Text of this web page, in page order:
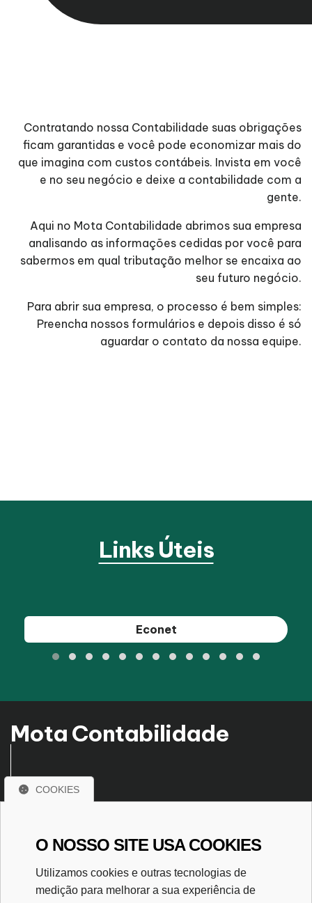
Contratando nossa Contabilidade suas obrigações
ficam garantidas e você pode economizar mais do
que imagina com custos contábeis. Invista em você
e no seu negócio e deixe a contabilidade com a
gente.
Aqui no Mota Contabilidade abrimos sua empresa
analisando as informações cedidas por você para
sabermos em qual tributação melhor se encaixa ao
seu futuro negócio.
Para abrir sua empresa, o processo é bem simples:
Preencha nossos formulários e depois disso é só
aguardar o contato da nossa equipe.
Links Úteis
Domínio Sistemas
Mota Contabilidade
Rua José Pascal, nº 239
Santo Antônio
COOKIES
O NOSSO SITE USA COOKIES
Utilizamos cookies e outras tecnologias de
medição para melhorar a sua experiência de